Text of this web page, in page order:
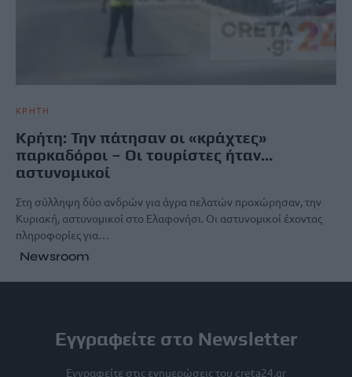
ΚΡΗΤΗ
Kρήτη: Την πάτησαν οι «κράχτες»
παρκαδόροι – Οι τουρίστες ήταν…
αστυνομικοί
Στη σύλληψη δύο ανδρών για άγρα πελατών προχώρησαν, την
Κυριακή, αστυνομικοί στο Ελαφονήσι. Οι αστυνομικοί έχοντας
πληροφορίες για…
Newsroom
Εγγραφείτε στο Newsletter
Εγγραφείτε στις ενημερώσεις του creta24.gr